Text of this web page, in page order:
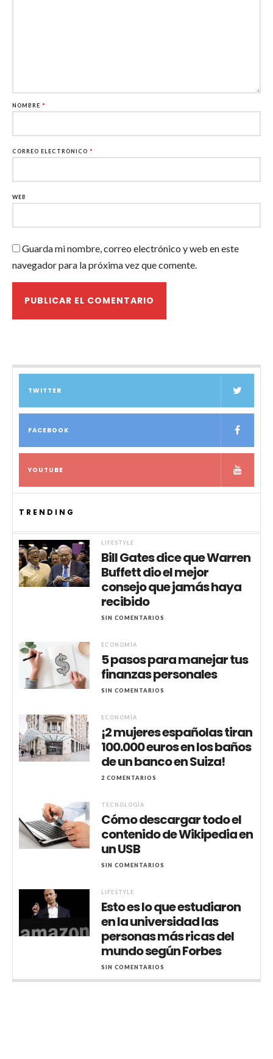
NOMBRE *
CORREO ELECTRÓNICO *
WEB
Guarda mi nombre, correo electrónico y web en este
navegador para la próxima vez que comente.
TWITTER
FACEBOOK
YOUTUBE
TRENDING
LIFESTYLE
Bill Gates dice que Warren
Buffett dio el mejor
consejo que jamás haya
recibido
SIN COMENTARIOS
ECONOMÍA
5 pasos para manejar tus
finanzas personales
SIN COMENTARIOS
ECONOMÍA
¡2 mujeres españolas tiran
100.000 euros en los baños
de un banco en Suiza!
2 COMENTARIOS
TECNOLOGÍA
Cómo descargar todo el
contenido de Wikipedia en
un USB
SIN COMENTARIOS
LIFESTYLE
Esto es lo que estudiaron
en la universidad las
personas más ricas del
mundo según Forbes
SIN COMENTARIOS